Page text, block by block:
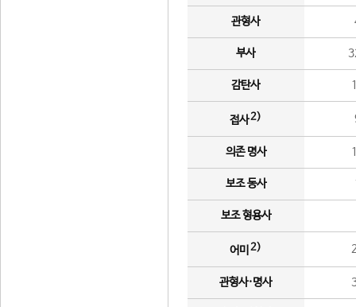
관형사
부사
감탄사
접사2)
의존 명사
보조 동사
보조 형용사
어미 2)
관형사·명사